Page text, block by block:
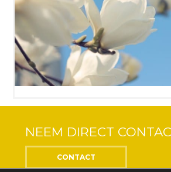
NEEM DIRECT
CONTACT